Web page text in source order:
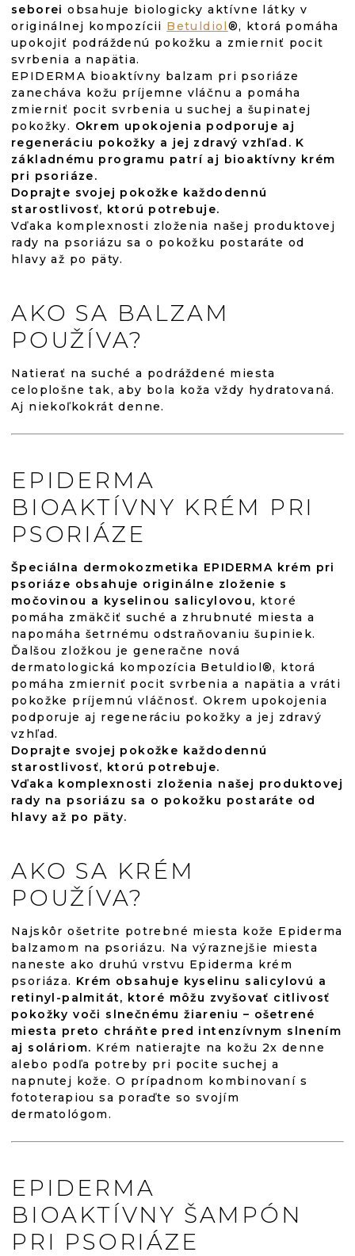
seborei obsahuje biologicky aktívne látky v
originálnej kompozícii Betuldiol®, ktorá pomáha
upokojiť podráždenú pokožku a zmierniť pocit
svrbenia a napätia.
EPIDERMA bioaktívny balzam pri psoriáze
zanecháva kožu príjemne vláčnu a pomáha
zmierniť pocit svrbenia u suchej a šupinatej
pokožky. Okrem upokojenia podporuje aj
regeneráciu pokožky a jej zdravý vzhľad. K
základnému programu patrí aj bioaktívny krém
pri psoriáze.
Doprajte svojej pokožke každodennú
starostlivosť, ktorú potrebuje.
Vďaka komplexnosti zloženia našej produktovej
rady na psoriázu sa o pokožku postaráte od
hlavy až po päty.
AKO SA BALZAM
POUŽÍVA?
Natierať na suché a podráždené miesta
celoplošne tak, aby bola koža vždy hydratovaná.
Aj niekoľkokrát denne.
EPIDERMA
BIOAKTÍVNY KRÉM PRI
PSORIÁZE
Špeciálna dermokozmetika EPIDERMA krém pri
psoriáze obsahuje originálne zloženie s
močovinou a kyselinou salicylovou, ktoré
pomáha zmäkčiť suché a zhrubnuté miesta a
napomáha šetrnému odstraňovaniu šupiniek.
Ďalšou zložkou je generačne nová
dermatologická kompozícia Betuldiol®, ktorá
pomáha zmierniť pocit svrbenia a napätia a vráti
pokožke príjemnú vláčnosť. Okrem upokojenia
podporuje aj regeneráciu pokožky a jej zdravý
vzhľad.
Doprajte svojej pokožke každodennú
starostlivosť, ktorú potrebuje.
Vďaka komplexnosti zloženia našej produktovej
rady na psoriázu sa o pokožku postaráte od
hlavy až po päty.
AKO SA KRÉM
POUŽÍVA?
Najskôr ošetrite potrebné miesta kože Epiderma
balzamom na psoriázu. Na výraznejšie miesta
naneste ako druhú vrstvu Epiderma krém
psoriáza. Krém obsahuje kyselinu salicylovú a
retinyl-palmitát, ktoré môžu zvyšovať citlivosť
pokožky voči slnečnému žiareniu – ošetrené
miesta preto chráňte pred intenzívnym slnením
aj soláriom. Krém natierajte na kožu 2x denne
alebo podľa potreby pri pocite suchej a
napnutej kože. O prípadnom kombinovaní s
fototerapiou sa poraďte so svojím
dermatológom.
EPIDERMA
BIOAKTÍVNY ŠAMPÓN
PRI PSORIÁZE